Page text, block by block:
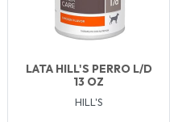
LATA HILL'S PERRO L/D
13 OZ
HILL'S